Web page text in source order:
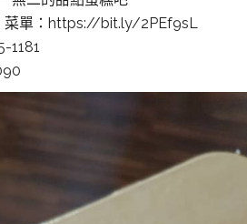
菜單：https://bit.ly/2PEf9sL
1181